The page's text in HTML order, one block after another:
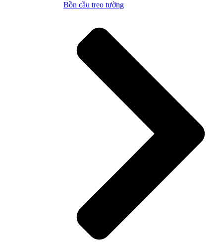
Bồn cầu treo tường